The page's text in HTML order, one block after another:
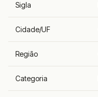
Sigla
Cidade/UF
Região
Categoria